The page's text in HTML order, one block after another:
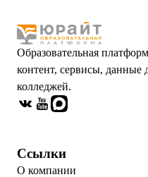
Образовательная
контент, сервисы, данные
колледжей.
Ссылки
О компании